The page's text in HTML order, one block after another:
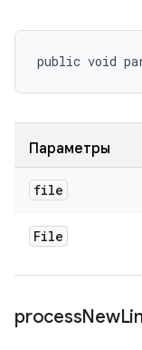
public void
Параметры
file
File
processNew